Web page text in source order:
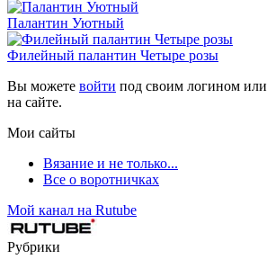
Палантин Уютный
Филейный палантин Четыре розы
Вы можете войти под своим логином или
на сайте.
Мои сайты
Вязание и не только...
Все о воротничках
Мой канал на Rutube
Рубрики